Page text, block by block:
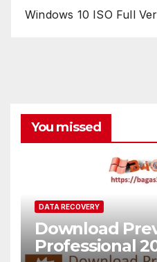
Windows 10 ISO Full
You missed
DATA RECOVERY
Download
Professional 2026 v124 Full